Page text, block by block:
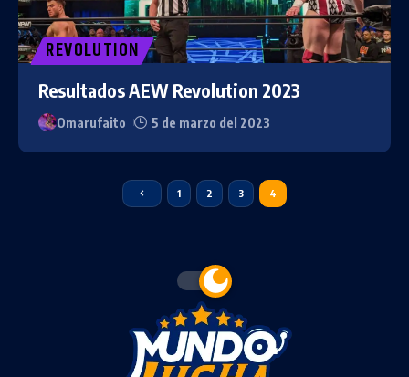
REVOLUTION
Resultados AEW Revolution 2023
Omarufaito 5 de marzo del 2023
1 2 3 4